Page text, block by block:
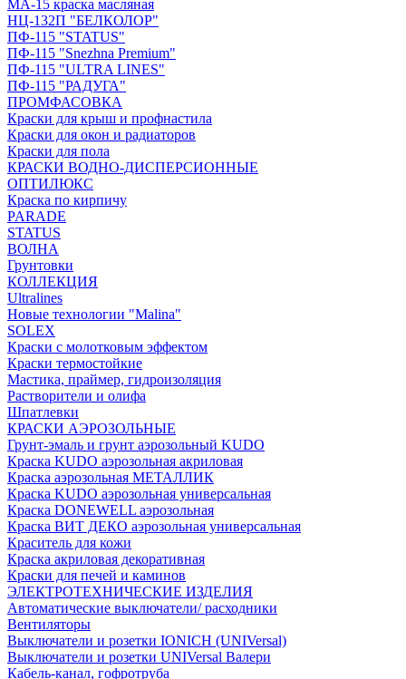
МА-15 краска масляная
НЦ-132П "БЕЛКОЛОР"
ПФ-115 "STATUS"
ПФ-115 "Snezhna Premium"
ПФ-115 "ULTRA LINES"
ПФ-115 "РАДУГА"
ПРОМФАСОВКА
Краски для крыш и профнастила
Краски для окон и радиаторов
Краски для пола
КРАСКИ ВОДНО-ДИСПЕРСИОННЫЕ
ОПТИЛЮКС
Краска по кирпичу
PARADE
STATUS
ВОЛНА
Грунтовки
КОЛЛЕКЦИЯ
Ultralines
Новые технологии "Malina"
SOLEX
Краски с молотковым эффектом
Краски термостойкие
Мастика, праймер, гидроизоляция
Растворители и олифа
Шпатлевки
КРАСКИ АЭРОЗОЛЬНЫЕ
Грунт-эмаль и грунт аэрозольный KUDO
Краска KUDO аэрозольная акриловая
Краска аэрозольная МЕТАЛЛИК
Краска KUDO аэрозольная универсальная
Краска DONEWELL аэрозольная
Краска ВИТ ДЕКО аэрозольная универсальная
Краситель для кожи
Краска акриловая декоративная
Краски для печей и каминов
ЭЛЕКТРОТЕХНИЧЕСКИЕ ИЗДЕЛИЯ
Автоматические выключатели/ расходники
Вентиляторы
Выключатели и розетки IONICH (UNIVersal)
Выключатели и розетки UNIVersal Валери
Кабель-канал, гофротруба